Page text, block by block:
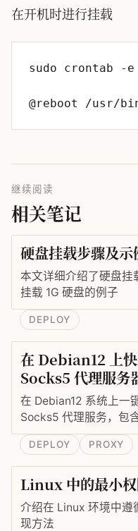
在开机时进行挂载
@reboot /usr/
继续阅读
相关笔记
硬盘挂载步骤及示
本文详细介绍了硬盘挂
挂载 1G 硬盘的例子
DEPLOY
在 Debian12 上
Socks5 代理服务
在 Debian12 系统上一
Socks5 代理服务，包
编写与开机自启。
DEPLOY PROXY
Linux 中的最小
介绍在 Linux 环境中遵
现方法